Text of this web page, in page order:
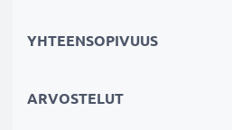
tietokoneeseen liittämiseksi
videoiden ja musiikin turvalliseen
YHTEENSOPIVUUS
ARVOSTELUT